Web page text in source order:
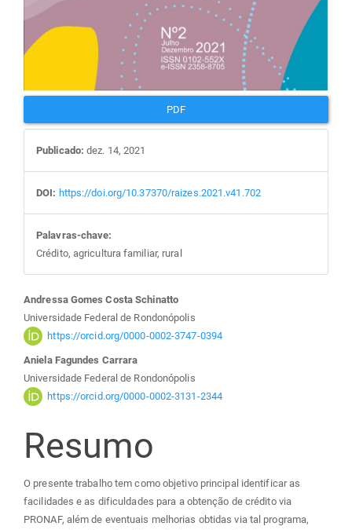
PDF
Publicado: dez. 14, 2021
DOI: https://doi.org/10.37370/raizes.2021.v41.702
Palavras-chave:
Crédito, agricultura familiar, rural
Conteúdo
do
artigo
principal
Andressa Gomes Costa Schinatto
Universidade Federal de Rondonópolis
https://orcid.org/0000-0002-3747-0394
Aniela Fagundes Carrara
Universidade Federal de Rondonópolis
https://orcid.org/0000-0002-3131-2344
Resumo
O presente trabalho tem como objetivo principal identificar as
facilidades e as dificuldades para a obtenção de crédito via
PRONAF, além de eventuais melhorias obtidas via tal programa,